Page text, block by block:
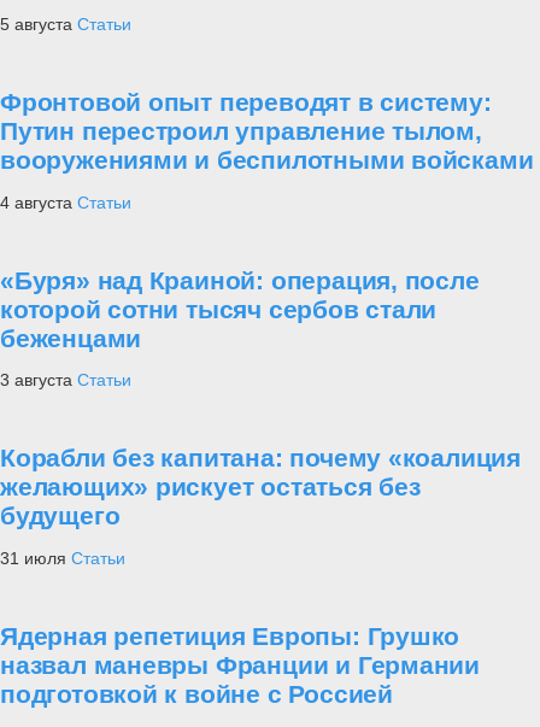
5 августа Статьи
Фронтовой опыт переводят в систему:
Путин перестроил управление тылом,
вооружениями и беспилотными войсками
4 августа Статьи
«Буря» над Краиной: операция, после
которой сотни тысяч сербов стали
беженцами
3 августа Статьи
Корабли без капитана: почему «коалиция
желающих» рискует остаться без
будущего
31 июля Статьи
Ядерная репетиция Европы: Грушко
назвал маневры Франции и Германии
подготовкой к войне с Россией